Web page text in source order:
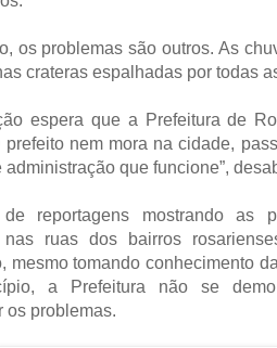
os problemas são outros. As
crateras espalhadas por todas
espera que a Prefeitura de
prefeito nem mora na cidade,
administração que funcione”,
de reportagens mostrando as
nas ruas dos bairros
mesmo tomando conhecimento
a Prefeitura não se
os problemas.